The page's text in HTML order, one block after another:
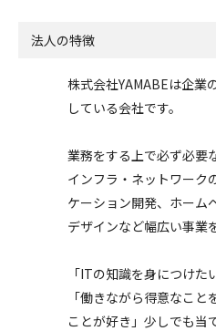
法人の特徴
株式会社YAMABEは企業
している会社です。
業務をする上で必ず必要
インフラ・ネットワーク
ケーション開発、ホーム
デザインなど幅広い事業
「ITの知識を身につけた
「働きながら得意なこ
ことが好き」少しでも当